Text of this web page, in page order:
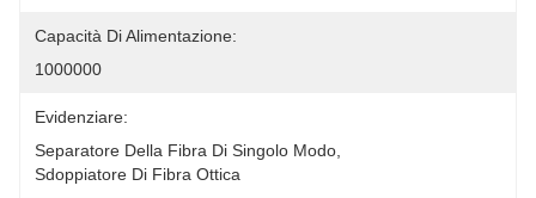
Capacità Di Alimentazione:
1000000
Evidenziare:
Separatore Della Fibra Di Singolo Modo
Sdoppiatore Di Fibra Ottica